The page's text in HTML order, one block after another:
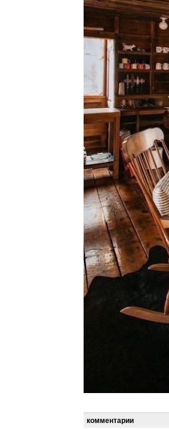
комментарии